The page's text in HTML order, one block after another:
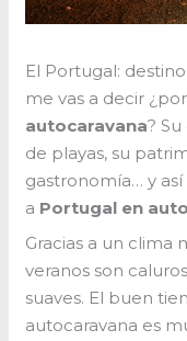
El Portugal:
me vas a decir
autocaravana?
de playas, su
gastronomía… y así
a Portugal en
Gracias a un clima
veranos son
suaves. El buen
autocaravana es